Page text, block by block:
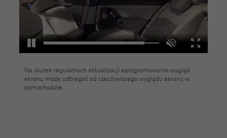
Na skutek regularnych aktualizacji oprogramowania wygląd
ekranu może odbiegać od rzeczywistego wyglądu ekranu w
samochodzie.